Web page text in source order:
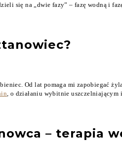
się na „dwie fazy” – fazę wodną i
Od lat pomaga mi zapobiegać
, o działaniu wybitnie
– terapia